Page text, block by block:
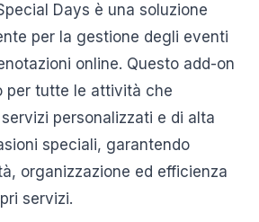
Days è una soluzione
per la gestione degli eventi
online. Questo add-on
per tutte le attività che
personalizzati e di alta
speciali, garantendo
organizzazione ed efficienza
servizi.